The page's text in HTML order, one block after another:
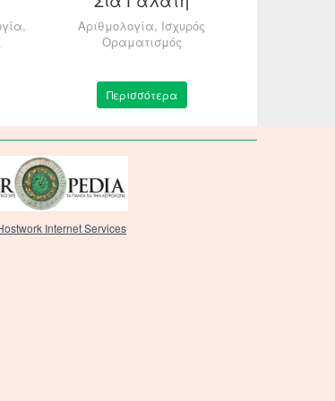
Αριθμολογία, Ισχυρός
Οραματισμός
Περισσότερα
Internet Services